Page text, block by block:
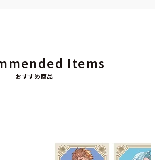
おすすめ商品
Items